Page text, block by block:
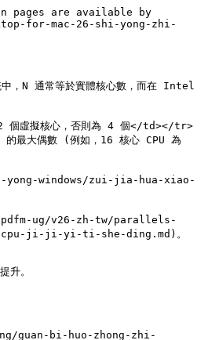
pages are available by
for-mac-26-shi-yong-zhi-
，N 通常等於實體核心數，而在 Intel
虛擬核心，否則為 4 個</td></tr>
最大偶數 (例如，16 核心 CPU 為
yong-windows/zui-jia-hua-xiao-
pdfm-ug/v26-zh-tw/parallels-
ji-ji-yi-ti-she-ding.md)。
升。
guan-bi-huo-zhong-zhi-